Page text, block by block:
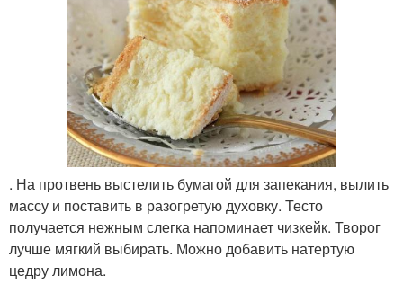
. На протвень выстелить бумагой для запекания, вылить
массу и поставить в разогретую духовку. Тесто
получается нежным слегка напоминает чизкейк. Творог
лучше мягкий выбирать. Можно добавить натертую
цедру лимона.